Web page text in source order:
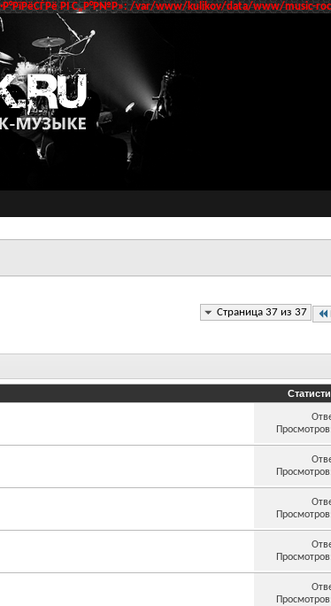
Р·Р°РїРёСЃРё РІ С„Р°Р№Р»: /var/www/kulikov/data/www/
Страница 37 из 37